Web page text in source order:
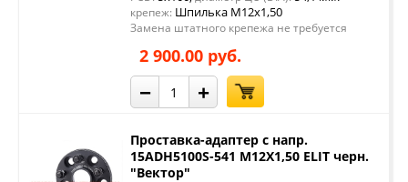
крепеж: Шпилька М12х1,50
Замена штатного крепежа не требуется
2 900.00 руб.
− +
Проставка-адаптер с напр.
15ADH5100S-541 M12X1,50 ELIT черн.
"Вектор"